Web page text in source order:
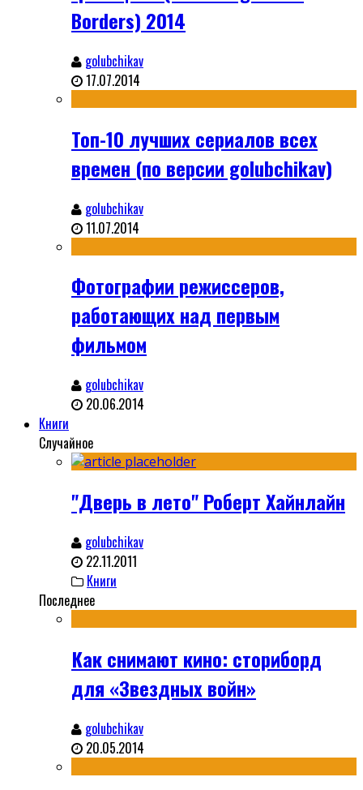
Borders) 2014
golubchikav
17.07.2014
Топ-10 лучших сериалов всех
времен (по версии golubchikav)
golubchikav
11.07.2014
Фотографии режиссеров,
работающих над первым
фильмом
golubchikav
20.06.2014
Книги
Случайное
"Дверь в лето" Роберт Хайнлайн
golubchikav
22.11.2011
Книги
Последнее
Как снимают кино: сториборд
для «Звездных войн»
golubchikav
20.05.2014